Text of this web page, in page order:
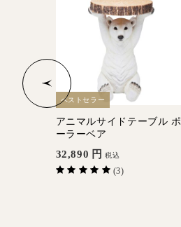
ベストセラー
アニマルサイドテーブル ポ
ーラーベア
32,890 円 税込
(3)